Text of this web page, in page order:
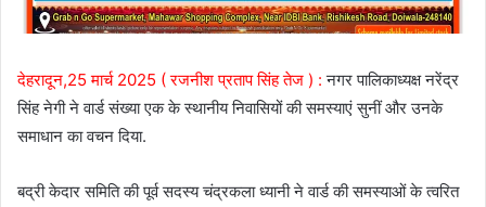
देहरादून,25 मार्च 2025 ( रजनीश प्रताप सिंह तेज ) : नगर पालिकाध्यक्ष नरेंद्र
सिंह नेगी ने वार्ड संख्या एक के स्थानीय निवासियों की समस्याएं सुनीं और उनके
समाधान का वचन दिया.
बद्री केदार समिति की पूर्व सदस्य चंद्रकला ध्यानी ने वार्ड की समस्याओं के त्वरित